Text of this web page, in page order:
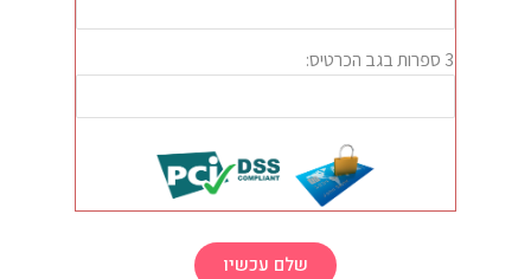
שלם עכשיו